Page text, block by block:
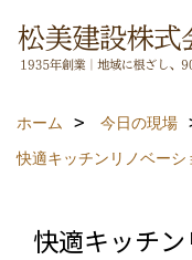
ホーム 今日の現場
快適キッチンリノベーシ
快適キッチ